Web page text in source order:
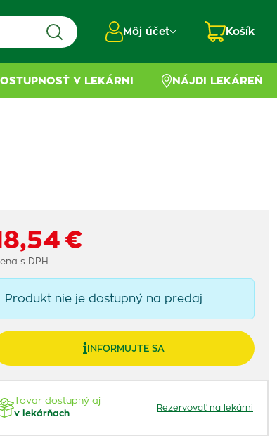
Môj účet Košík
V LEKÁRNI NÁJDI LEKÁREŇ
€
s DPH
Produkt nie je dostupný na predaj
INFORMUJTE SA
Tovar dostupný aj
v lekárňach
Rezervovať na lekárni